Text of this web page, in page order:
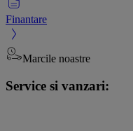
Finantare
Marcile noastre
Service si vanzari: